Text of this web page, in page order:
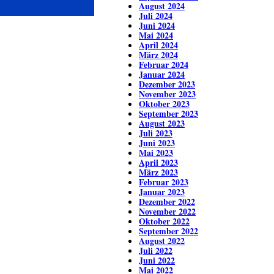
August 2024
Juli 2024
Juni 2024
Mai 2024
April 2024
März 2024
Februar 2024
Januar 2024
Dezember 2023
November 2023
Oktober 2023
September 2023
August 2023
Juli 2023
Juni 2023
Mai 2023
April 2023
März 2023
Februar 2023
Januar 2023
Dezember 2022
November 2022
Oktober 2022
September 2022
August 2022
Juli 2022
Juni 2022
Mai 2022